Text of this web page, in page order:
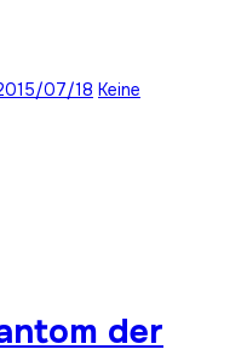
07/18 Keine
der